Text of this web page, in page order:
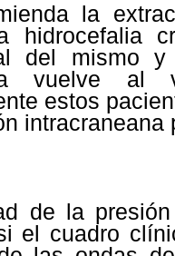
la
hidrocefalia
del mismo
vuelve
estos
intracraneana
de la
el cuadro